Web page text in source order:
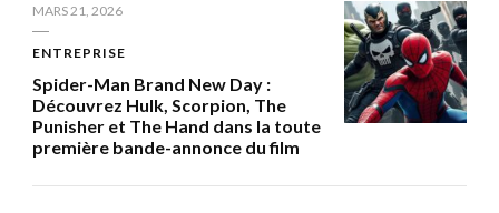
MARS 21, 2026
ENTREPRISE
Spider-Man Brand New Day :
Découvrez Hulk, Scorpion, The
Punisher et The Hand dans la toute
première bande-annonce du film